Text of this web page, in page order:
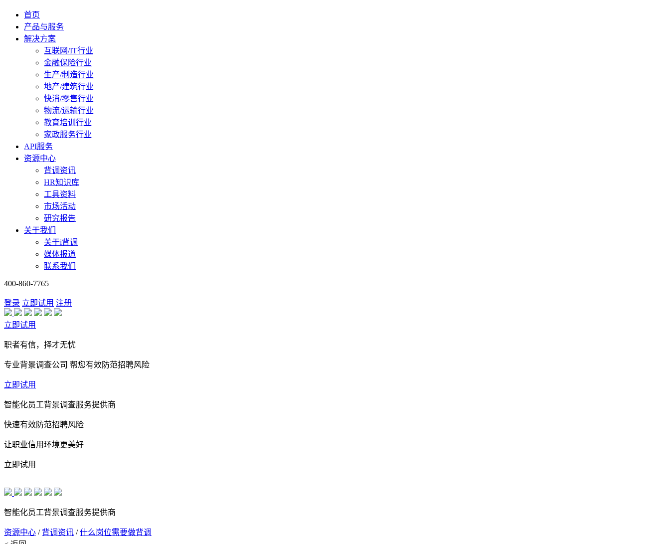
首页
产品与服务
解决方案
互联网/IT行业
金融保险行业
生产/制造行业
地产/建筑行业
快消/零售行业
物流/运输行业
教育培训行业
家政服务行业
API服务
资源中心
背调资讯
HR知识库
工具资料
市场活动
研究报告
关于我们
关于i背调
媒体报道
联系我们
400-860-7765
登录 立即试用 注册
立即试用
职者有信，择才无忧
专业背景调查公司 帮您有效防范招聘风险
立即试用
智能化员工背景调查服务提供商
快速有效防范招聘风险
让职业信用环境更美好
立即试用
智能化员工背景调查服务提供商
资源中心 / 背调资讯 /什么岗位需要做背调